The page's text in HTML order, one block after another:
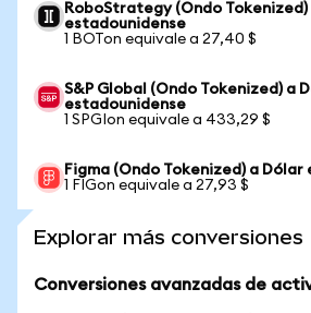
RoboStrategy (Ondo Tokenized)
estadounidense
1 BOTon equivale a 27,40 $
S&P Global (Ondo Tokenized) a
estadounidense
1 SPGIon equivale a 433,29 $
Figma (Ondo Tokenized) a
1 FIGon equivale a 27,93 $
Explorar más conversiones
Conversiones avanzadas de